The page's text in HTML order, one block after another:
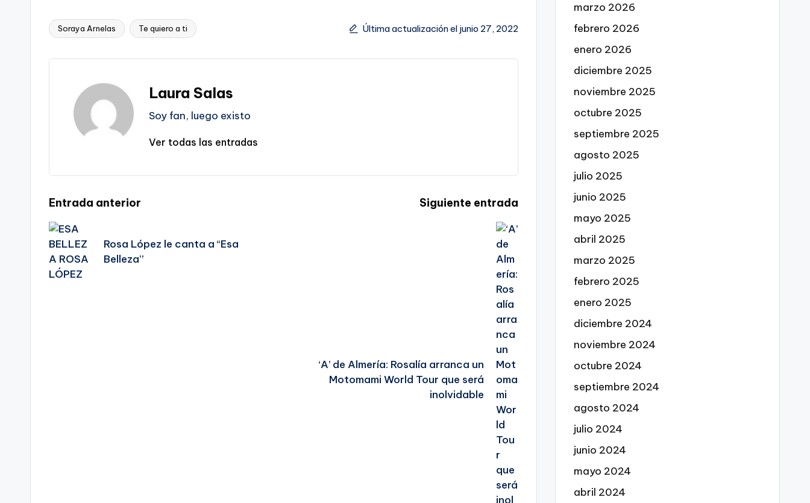
Etiquetas:
Soraya Arnelas Te quiero a ti Última actualización el junio 27, 2022
Laura Salas
Soy fan, luego existo
Ver todas las entradas
Navegación
de
entradas
Entrada anterior
Rosa López le canta a “Esa
Belleza”
Siguiente entrada
‘A’ de Almería: Rosalía arranca un
Motomami World Tour que será
inolvidable
marzo 2026
febrero 2026
enero 2026
diciembre 2025
noviembre 2025
octubre 2025
septiembre 2025
agosto 2025
julio 2025
junio 2025
mayo 2025
abril 2025
marzo 2025
febrero 2025
enero 2025
diciembre 2024
noviembre 2024
octubre 2024
septiembre 2024
agosto 2024
julio 2024
junio 2024
mayo 2024
abril 2024